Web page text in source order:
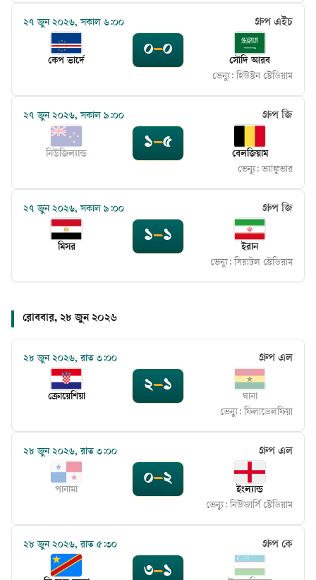
২৭ জুন ২০২৬, সকাল ৬:০০ গ্রুপ এইচ
কেপ ভার্দে
০–০
সৌদি আরব
ভেন্যু:হিউস্টন স্টেডিয়াম
২৭ জুন ২০২৬, সকাল ৯:০০ গ্রুপ জি
নিউজিল্যান্ড
১–৫
বেলজিয়াম
ভেন্যু:ভ্যাঙ্কুভার
২৭ জুন ২০২৬, সকাল ৯:০০ গ্রুপ জি
মিসর
১–১
ইরান
ভেন্যু:সিয়াটল স্টেডিয়াম
রোববার, ২৮ জুন ২০২৬
২৮ জুন ২০২৬, রাত ৩:০০ গ্রুপ এল
ক্রোয়েশিয়া
২–১
ঘানা
ভেন্যু:ফিলাডেলফিয়া
২৮ জুন ২০২৬, রাত ৩:০০ গ্রুপ এল
পানামা
০–২
ইংল্যান্ড
ভেন্যু:নিউজার্সি স্টেডিয়াম
২৮ জুন ২০২৬, রাত ৫:৩০ গ্রুপ কে
৩–১